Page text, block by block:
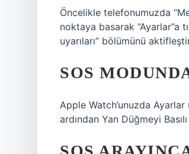
Öncelikle telefonumuzda
noktaya basarak “Ayarlar”a
uyarıları” bölümünü
SOS
Apple Watch’unuzda Ayarlar
ardından Yan Düğmeyi